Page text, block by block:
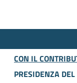
CON IL
PRESIDENZA